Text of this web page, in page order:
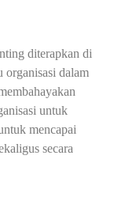
diterapkan di
organisasi dalam
untuk
mencapai
secara